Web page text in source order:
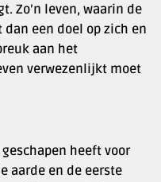
Zo’n leven, waarin de
een doel op zich en
aan het
verwezenlijkt moet
heeft voor
aarde en de eerste